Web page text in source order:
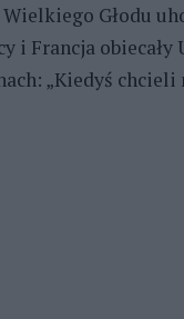
Głodu
i Francja
„Kiedyś